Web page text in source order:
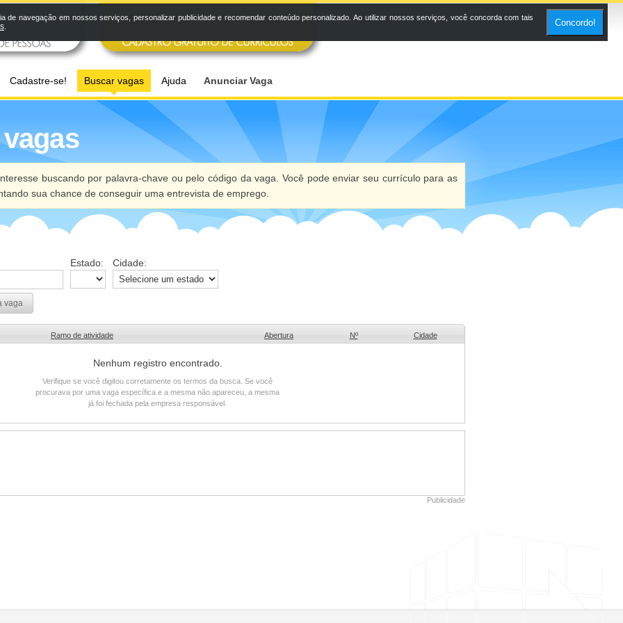
Cadastre-se! Buscar vagas Ajuda Anunciar Vaga
buscando por palavra-chave ou pelo código da vaga. Você pode enviar seu currículo para as
sua chance de conseguir uma entrevista de emprego.
Estado: Cidade:
vaga
Ramo de atividade Abertura Nº Cidade
Nenhum registro encontrado.
Verifique se você digitou corretamente os termos da busca. Se você
procurava por uma vaga específica e a mesma não apareceu, a mesma
já foi fechada pela empresa responsável.
Publicidade
navegação em nossos serviços, personalizar publicidade e recomendar conteúdo personalizado. Ao utilizar nossos serviços, você concorda com tais
Concordo!